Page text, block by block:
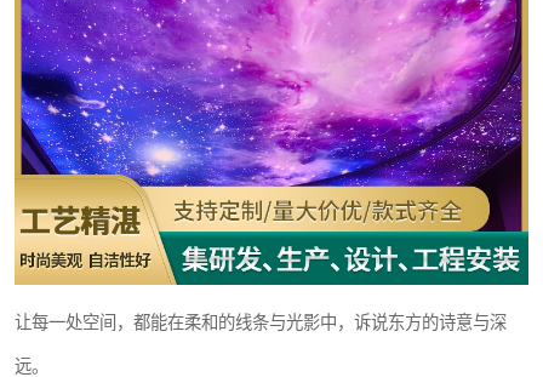
让每一处空间，都能在柔和的线条与光影中，诉说东方的诗意与深
远。